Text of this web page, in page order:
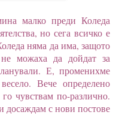
малко преди Коледа
но сега всичко е
няма да има, защото
можаха да дойдат за
Е, променихме
Вече определено
чувствам по-различно.
досаждам с нови постове